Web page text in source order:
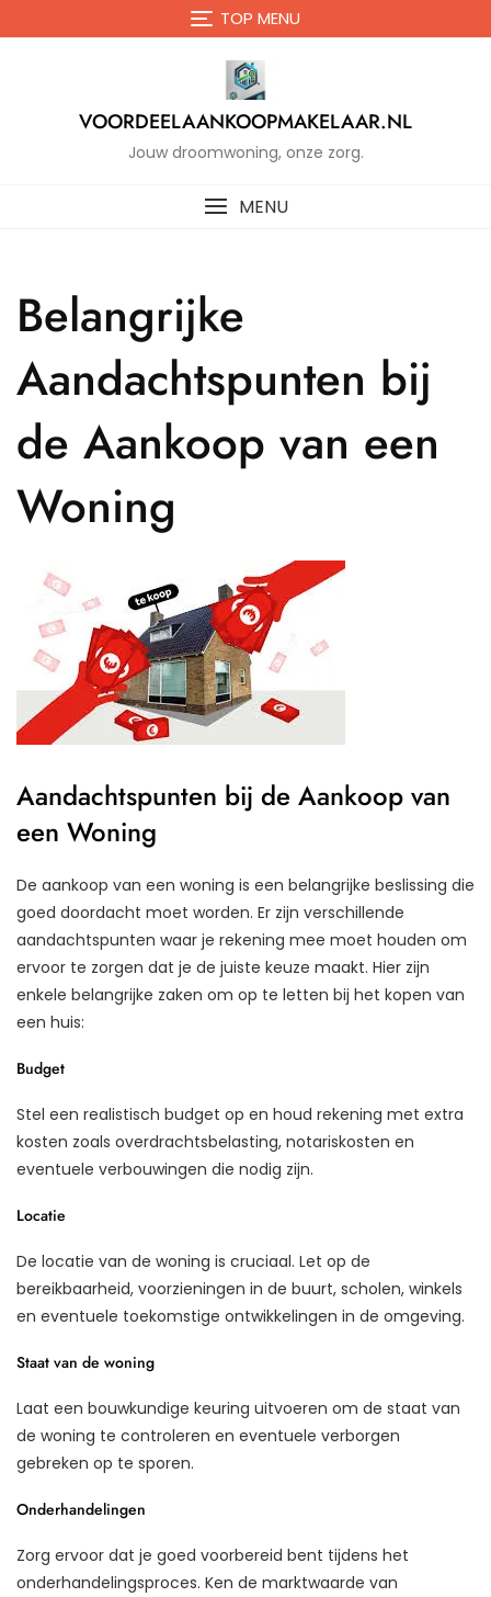
de
TOP MENU
VOORDEELAANKOOPMAKELAAR.NL
Jouw droomwoning, onze zorg.
MENU
Belangrijke
Aandachtspunten bij
de Aankoop van een
Woning
Aandachtspunten bij de Aankoop van
een Woning
De aankoop van een woning is een belangrijke beslissing die
goed doordacht moet worden. Er zijn verschillende
aandachtspunten waar je rekening mee moet houden om
ervoor te zorgen dat je de juiste keuze maakt. Hier zijn
enkele belangrijke zaken om op te letten bij het kopen van
een huis:
Budget
Stel een realistisch budget op en houd rekening met extra
kosten zoals overdrachtsbelasting, notariskosten en
eventuele verbouwingen die nodig zijn.
Locatie
De locatie van de woning is cruciaal. Let op de
bereikbaarheid, voorzieningen in de buurt, scholen, winkels
en eventuele toekomstige ontwikkelingen in de omgeving.
Staat van de woning
Laat een bouwkundige keuring uitvoeren om de staat van
de woning te controleren en eventuele verborgen
gebreken op te sporen.
Onderhandelingen
Zorg ervoor dat je goed voorbereid bent tijdens het
onderhandelingsproces. Ken de marktwaarde van